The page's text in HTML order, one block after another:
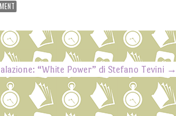
“White Power” di Stefano Tevini →